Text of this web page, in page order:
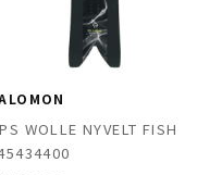
WOLLE NYVELT FISH